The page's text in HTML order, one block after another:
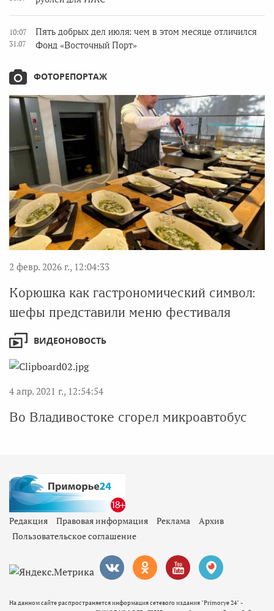
10:07
31.07
Пять добрых дел июля: чем в этом месяце отличился
Фонд «Восточный Порт»
ФОТОРЕПОРТАЖ
2 февр. 2026 г., 12:04:33
Корюшка как гастрономический символ:
шефы представили меню фестиваля
ВИДЕОНОВОСТЬ
4 апр. 2021 г., 12:54:54
Во Владивостоке сгорел микроавтобус
Редакция Правовая информация Реклама
Архив
Пользовательское соглашение
На данном сайте распространяется информация сетевого издания "Primorye 24" -